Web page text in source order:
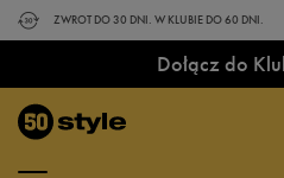
ZWROT DO 30 DNI. W KLUBIE DO 60 DNI.
Dołącz do